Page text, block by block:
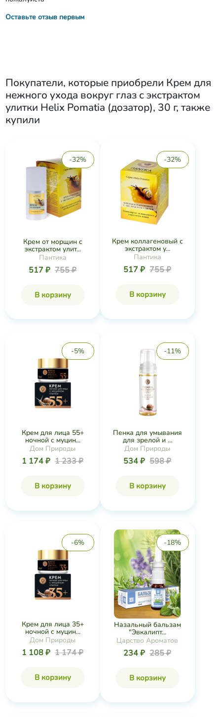
Оставьте отзыв первым
Покупатели, которые приобрели Крем для
нежного ухода вокруг глаз с экстрактом
улитки Helix Pomatia (дозатор), 30 г, также
купили
-32%
Крем от морщин с
экстрактом улит...
Пантика
517 ₽ 755 ₽
В корзину
-32%
Крем коллагеновый с
экстрактом у...
Пантика
517 ₽ 755 ₽
В корзину
-5%
Крем для лица 55+
ночной с муцин...
Дом Природы
1 174 ₽ 1 233 ₽
В корзину
-11%
Пенка для умывания
для зрелой и ...
Дом Природы
534 ₽ 598 ₽
В корзину
-6%
Крем для лица 35+
ночной с муцин...
Дом Природы
1 108 ₽ 1 174 ₽
В корзину
-18%
Назальный бальзам
"Эвкалипт...
Царство Ароматов
234 ₽ 285 ₽
В корзину